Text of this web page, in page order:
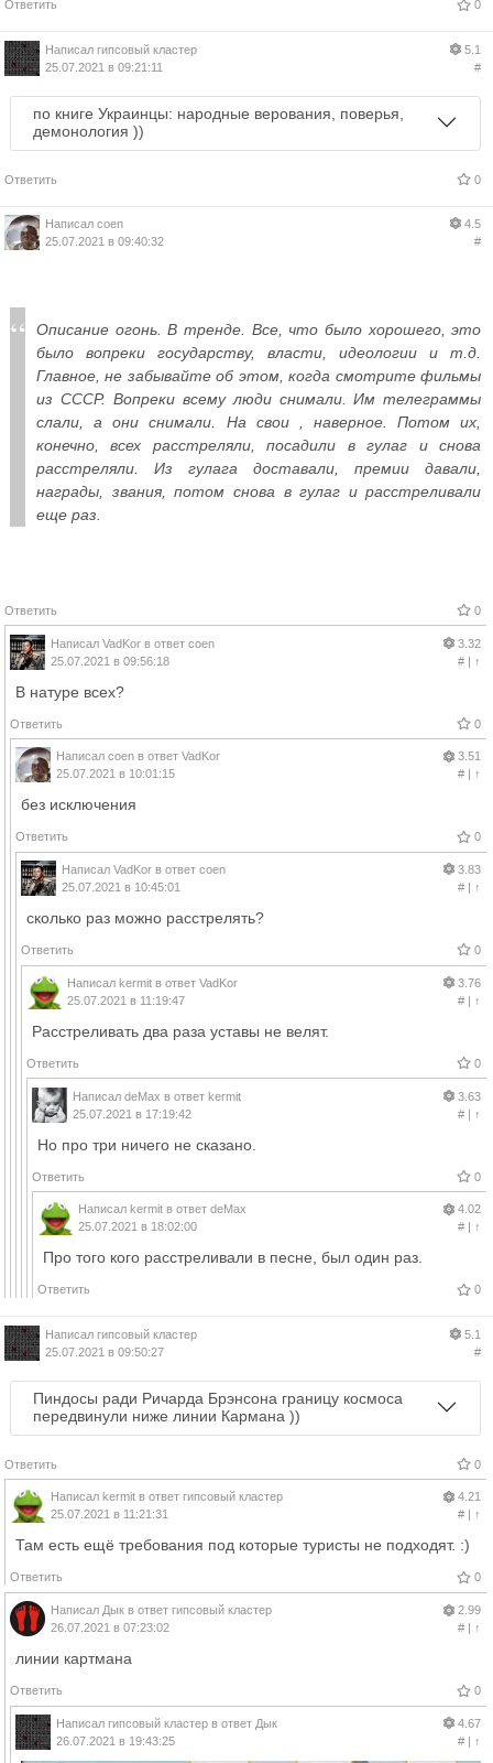
Ответить 0
Написал гипсовый кластер
25.07.2021 в 09:21:11
5.1
#
по книге Украинцы: народные верования, поверья,
демонология ))
Ответить 0
Написал coen
25.07.2021 в 09:40:32
4.5
#
Описание огонь. В тренде. Все, что было хорошего, это
было вопреки государству, власти, идеологии и т.д.
Главное, не забывайте об этом, когда смотрите фильмы
из СССР. Вопреки всему люди снимали. Им телеграммы
слали, а они снимали. На свои , наверное. Потом их,
конечно, всех расстреляли, посадили в гулаг и снова
расстреляли. Из гулага доставали, премии давали,
награды, звания, потом снова в гулаг и расстреливали
еще раз.
Ответить 0
Написал VadKor в ответ coen
25.07.2021 в 09:56:18
3.32
#| ↑
В натуре всех?
Ответить 0
Написал coen в ответ VadKor
25.07.2021 в 10:01:15
3.51
#| ↑
без исключения
Ответить 0
Написал VadKor в ответ coen
25.07.2021 в 10:45:01
3.83
#| ↑
сколько раз можно расстрелять?
Ответить 0
Написал kermit в ответ VadKor
25.07.2021 в 11:19:47
3.76
#| ↑
Расстреливать два раза уставы не велят.
Ответить 0
Написал deMax в ответ kermit
25.07.2021 в 17:19:42
3.63
#| ↑
Но про три ничего не сказано.
Ответить 0
Написал kermit в ответ deMax
25.07.2021 в 18:02:00
4.02
#| ↑
Про того кого расстреливали в песне, был один раз.
Ответить 0
Написал гипсовый кластер
25.07.2021 в 09:50:27
5.1
#
Пиндосы ради Ричарда Брэнсона границу космоса
передвинули ниже линии Кармана ))
Ответить 0
Написал kermit в ответ гипсовый кластер
25.07.2021 в 11:21:31
4.21
#| ↑
Там есть ещё требования под которые туристы не подходят. :)
Ответить 0
Написал Дык в ответ гипсовый кластер
26.07.2021 в 07:23:02
2.99
#| ↑
линии картмана
Ответить 0
Написал гипсовый кластер в ответ Дык
26.07.2021 в 19:43:25
4.67
#| ↑